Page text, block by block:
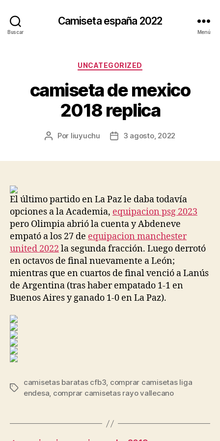
Buscar
Camiseta españa 2022
Menú
Categorías
UNCATEGORIZED
camiseta de mexico
2018 replica
Autor
Por liuyuchu
Fecha3 agosto, 2022
El último partido en La Paz le daba todavía
opciones a la Academia, equipacion psg 2023
pero Olimpia abrió la cuenta y Abdeneve
empató a los 27 de equipacion manchester
united 2022 la segunda fracción. Luego derrotó
en octavos de final nuevamente a León;
mientras que en cuartos de final venció a Lanús
de Argentina (tras haber empatado 1-1 en
Buenos Aires y ganado 1-0 en La Paz).
Etiquetas
camisetas baratas cfb3, comprar camisetas liga
endesa, comprar camisetas rayo vallecano